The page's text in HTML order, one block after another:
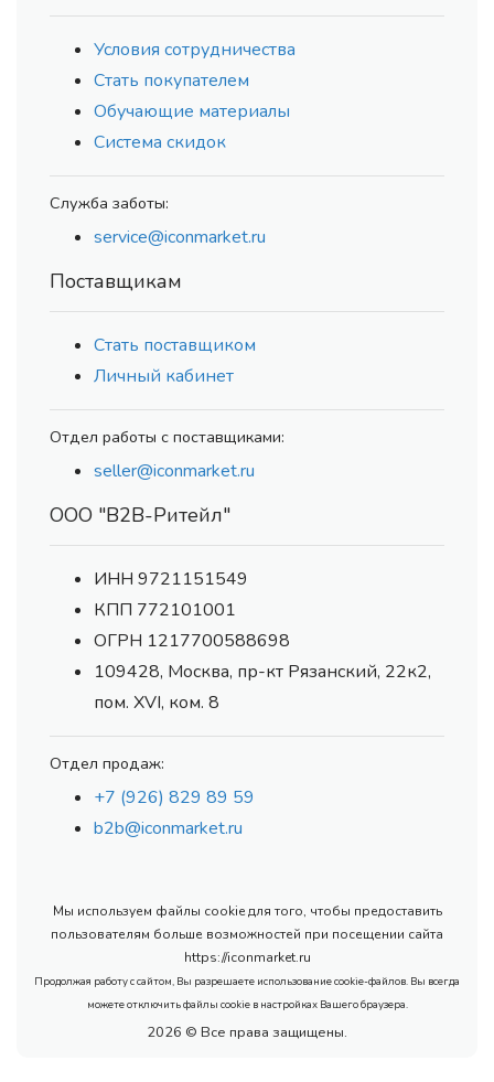
Условия сотрудничества
Стать покупателем
Обучающие материалы
Система скидок
Служба заботы:
service@iconmarket.ru
Поставщикам
Стать поставщиком
Личный кабинет
Отдел работы с поставщиками:
seller@iconmarket.ru
ООО "В2В-Ритейл"
ИНН 9721151549
КПП 772101001
ОГРН 1217700588698
109428, Москва, пр-кт Рязанский, 22к2,
пом. XVI, ком. 8
Отдел продаж:
+7 (926) 829 89 59
b2b@iconmarket.ru
Мы используем файлы cookie для того, чтобы предоставить
пользователям больше возможностей при посещении сайта
https://iconmarket.ru
Продолжая работу с сайтом, Вы разрешаете использование cookie-файлов. Вы всегда
можете отключить файлы cookie в настройках Вашего браузера.
2026 © Все права защищены.